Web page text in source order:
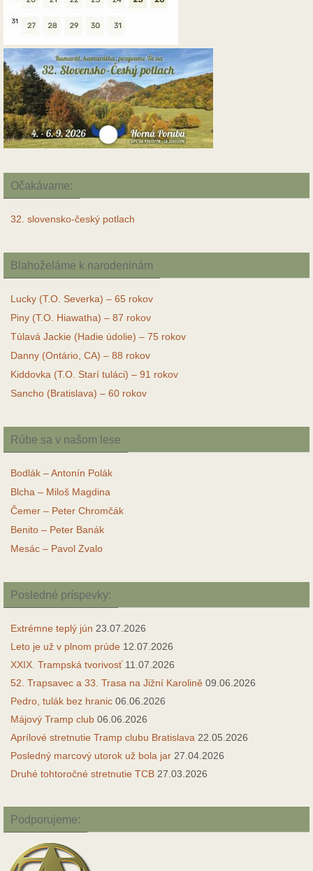
Očakávame:
32. slovensko-český potlach
Blahoželáme k narodeninám
Lucky (T.O. Severka) – 65 rokov
Piny (T.O. Hiawatha) – 87 rokov
Túlavá Jackie (Hadie údolie) – 75 rokov
Danny (Ontário, CA) – 88 rokov
Kiddovka (T.O. Starí tuláci) – 91 rokov
Sancho (Bratislava) – 60 rokov
Rúbe sa v našom lese
Bodlák – Antonín Polák
Blcha – Miloš Magdina
Čemer – Peter Chromčák
Benito – Peter Banák
Mesác – Pavol Zvalo
Posledné príspevky:
Extrémne teplý jún 23.07.2026
Leto je už v plnom prúde 12.07.2026
XXIX. Trampská tvorivosť 11.07.2026
52. Trapsavec a 33. Trasa na Jižní Karolině 09.06.2026
Pedro, tulák bez hranic 06.06.2026
Májový Tramp club 06.06.2026
Aprílové stretnutie Tramp clubu Bratislava 22.05.2026
Posledný marcový utorok už bola jar 27.04.2026
Druhé tohtoročné stretnutie TCB 27.03.2026
Podporujeme: